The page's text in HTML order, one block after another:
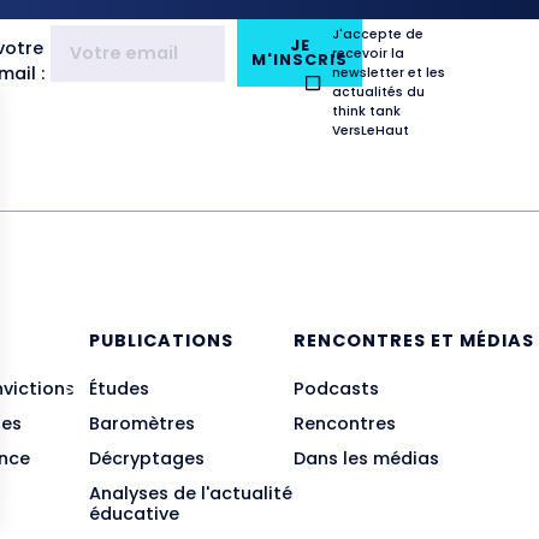
:
JE
M'INSCRIS
J'accepte de
recevoir la
newsletter et les
actualités du
think tank
VersLeHaut
PUBLICATIONS
Études
Baromètres
Décryptages
Analyses de l'actualité
éducative
RENCONTRES ET MÉDIAS
Podcasts
Rencontres
Dans les médias